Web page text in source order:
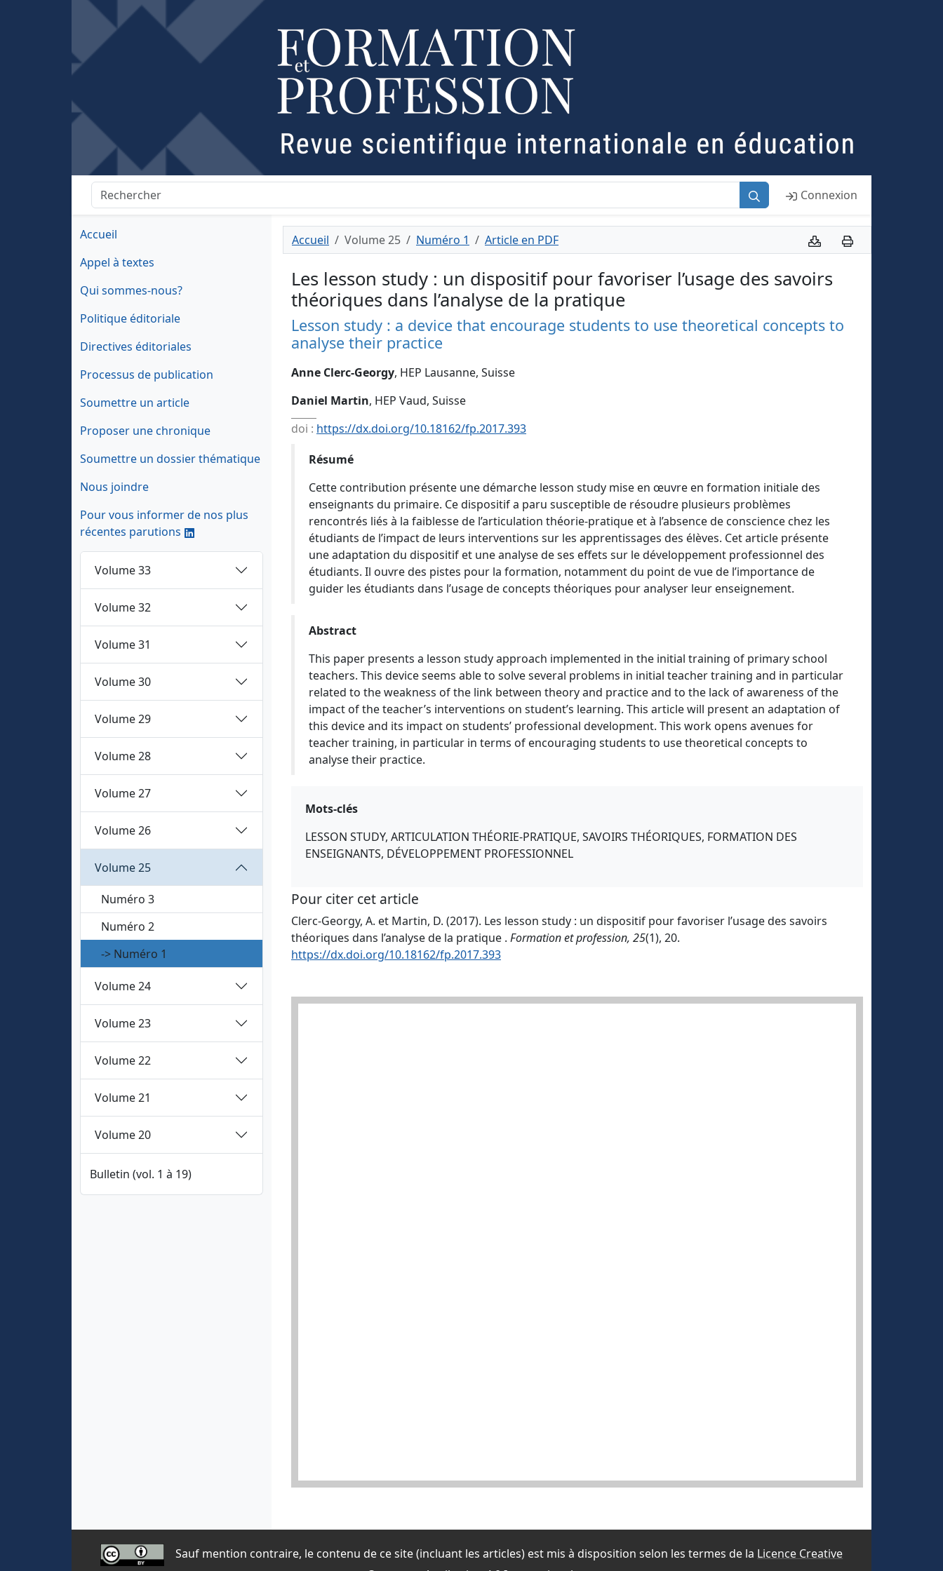
Connexion
Accueil
Appel à textes
Qui sommes-nous?
Politique éditoriale
Directives éditoriales
Processus de publication
Soumettre un article
Proposer une chronique
Soumettre un dossier thématique
Nous joindre
Pour vous informer de nos plus
récentes parutions
Volume 33
Volume 32
Volume 31
Volume 30
Volume 29
Volume 28
Volume 27
Volume 26
Volume 25
Numéro 3
Numéro 2
-> Numéro 1
Volume 24
Volume 23
Volume 22
Volume 21
Volume 20
Bulletin (vol. 1 à 19)
Accueil Volume 25 Numéro 1 Article en PDF
Les lesson study : un dispositif pour favoriser l’usage des savoirs
théoriques dans l’analyse de la pratique
Lesson study : a device that encourage students to use theoretical concepts to
analyse their practice
Anne Clerc-Georgy, HEP Lausanne, Suisse
Daniel Martin, HEP Vaud, Suisse
doi : https://dx.doi.org/10.18162/fp.2017.393
Résumé
Cette contribution présente une démarche lesson study mise en œuvre en formation initiale des
enseignants du primaire. Ce dispositif a paru susceptible de résoudre plusieurs problèmes
rencontrés liés à la faiblesse de l’articulation théorie-pratique et à l’absence de conscience chez les
étudiants de l’impact de leurs interventions sur les apprentissages des élèves. Cet article présente
une adaptation du dispositif et une analyse de ses effets sur le développement professionnel des
étudiants. Il ouvre des pistes pour la formation, notamment du point de vue de l’importance de
guider les étudiants dans l’usage de concepts théoriques pour analyser leur enseignement.
Abstract
This paper presents a lesson study approach implemented in the initial training of primary school
teachers. This device seems able to solve several problems in initial teacher training and in particular
related to the weakness of the link between theory and practice and to the lack of awareness of the
impact of the teacher’s interventions on student’s learning. This article will present an adaptation of
this device and its impact on students’ professional development. This work opens avenues for
teacher training, in particular in terms of encouraging students to use theoretical concepts to
analyse their practice.
Mots-clés
LESSON STUDY, ARTICULATION THÉORIE-PRATIQUE, SAVOIRS THÉORIQUES, FORMATION DES
ENSEIGNANTS, DÉVELOPPEMENT PROFESSIONNEL
Pour citer cet article
Clerc-Georgy, A. et Martin, D. (2017). Les lesson study : un dispositif pour favoriser l’usage des savoirs
théoriques dans l’analyse de la pratique . Formation et profession, 25(1), 20.
https://dx.doi.org/10.18162/fp.2017.393
Sauf mention contraire, le contenu de ce site (incluant les articles) est mis à disposition selon les termes de la Licence Creative